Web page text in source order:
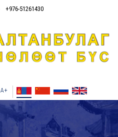
+976-51261430
A+